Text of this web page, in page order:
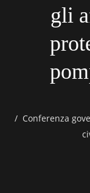
gli
Conferenza